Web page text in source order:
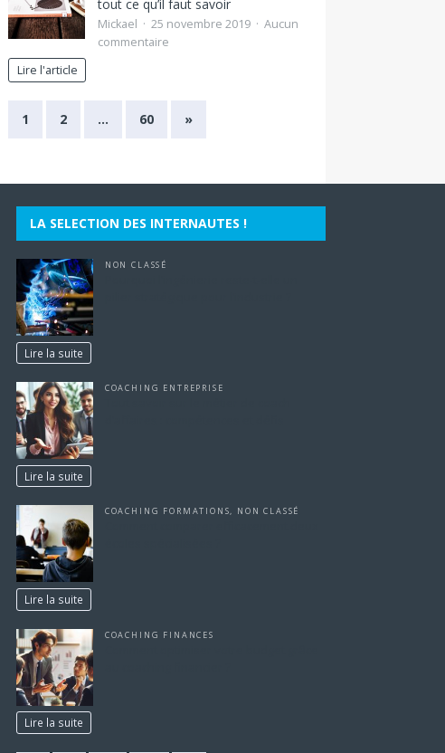
tout ce qu’il faut savoir
Mickael 25 novembre 2019
Aucun
commentaire
Lire l'article
1 2 … 60 »
LA SELECTION DES INTERNAUTES !
NON CLASSÉ
Lire la suite
COACHING ENTREPRISE
Lire la suite
COACHING FORMATIONS, NON CLASSÉ
Lire la suite
COACHING FINANCES
Lire la suite